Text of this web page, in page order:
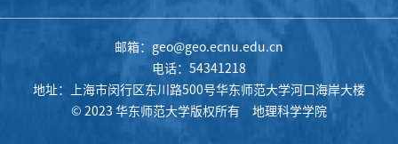
邮箱：geo@geo.ecnu.edu.cn
电话：54341218
地址：上海市闵行区东川路500号华东师范大学河口海岸大楼
© 2023 华东师范大学版权所有 地理科学学院